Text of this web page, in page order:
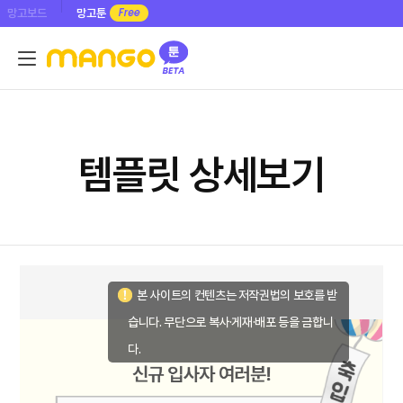
망고보드 망고툰
템플릿 상세보기
본 사이트의 컨텐츠는 저작권법의 보호를 받
습니다. 무단으로 복사·게재·배포 등을 금합니
다.